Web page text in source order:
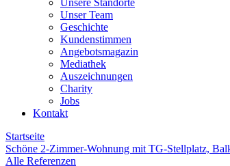
Unsere Standorte
Unser Team
Geschichte
Kundenstimmen
Angebotsmagazin
Mediathek
Auszeichnungen
Charity
Jobs
Kontakt
Startseite
Schöne 2-Zimmer-Wohnung mit TG-Stellplatz,
Alle Referenzen